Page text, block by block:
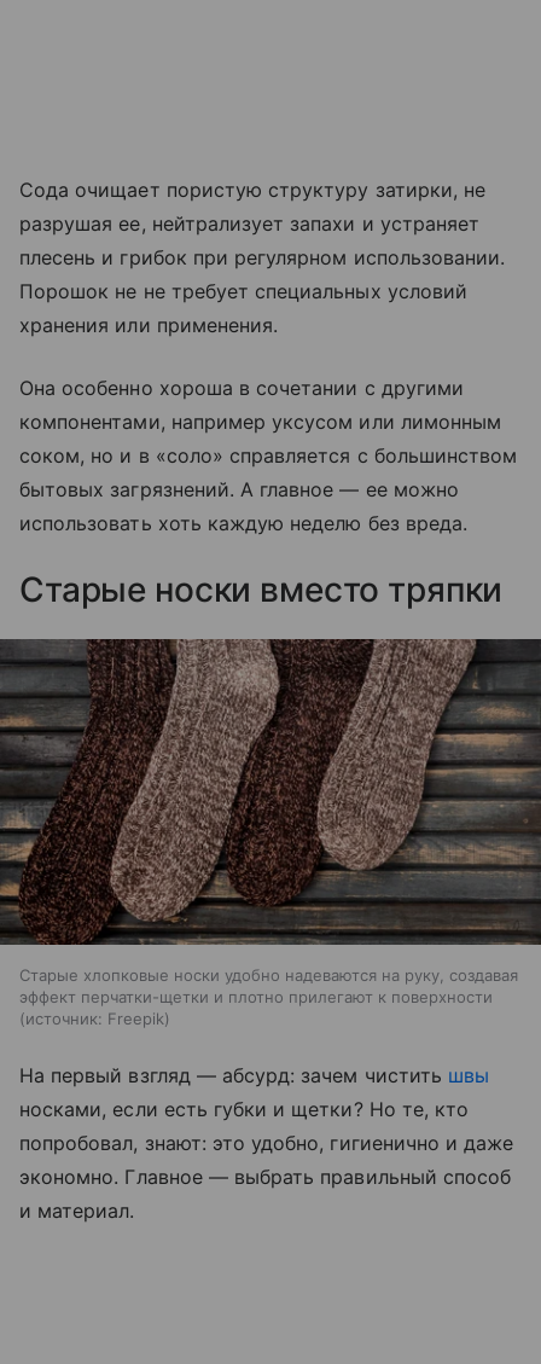
Сода очищает пористую структуру затирки, не
разрушая ее, нейтрализует запахи и устраняет
плесень и грибок при регулярном использовании.
Порошок не не требует специальных условий
хранения или применения.
Она особенно хороша в сочетании с другими
компонентами, например уксусом или лимонным
соком, но и в «соло» справляется с большинством
бытовых загрязнений. А главное — ее можно
использовать хоть каждую неделю без вреда.
Старые носки вместо тряпки
Старые хлопковые носки удобно надеваются на руку, создавая
эффект перчатки-щетки и плотно прилегают к поверхности
источник: Freepik
На первый взгляд — абсурд: зачем чистить швы
носками, если есть губки и щетки? Но те, кто
попробовал, знают: это удобно, гигиенично и даже
экономно. Главное — выбрать правильный способ
и материал.